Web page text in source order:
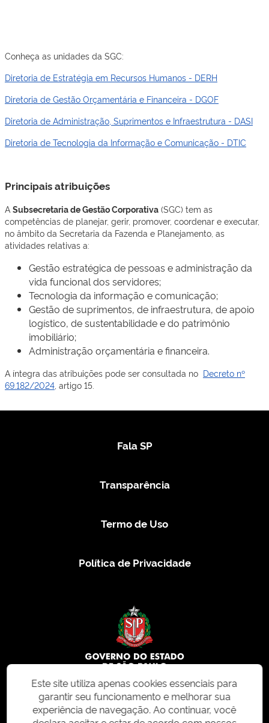
Conheça as unidades da SGC:
Diretoria de Estratégia em Recursos Humanos - DERH
Diretoria de Gestão Orçamentária e Financeira - DGOF
Diretoria de Administração, Suprimentos e Infraestrutura - DASI
Diretoria de Tecnologia da Informação e Comunicação - DTIC
Principais atribuições
A Subsecretaria de Gestão Corporativa (SGC) tem as
competências de planejar, gerir, promover, coordenar e executar,
no âmbito da Secretaria da Fazenda e Planejamento, as
atividades relativas a:
Gestão estratégica de pessoas e administração da
vida funcional dos servidores;
Tecnologia da informação e comunicação;
Gestão de suprimentos, de infraestrutura, de apoio
logístico, de sustentabilidade e do patrimônio
imobiliário;
​Administração orçamentária e financeira.
​A íntegra das atribuições pode ser consultada no Decreto nº
69.182/2024​ , artigo 15​.
Fala SP
Transparência
Termo de Uso
Política de Privacidade
© 2026 CMS.SP.GOV.BR. Todos os direitos reservados.
Este site utiliza apenas cookies essenciais para
garantir seu funcionamento e melhorar sua
experiência de navegação. Ao continuar, você